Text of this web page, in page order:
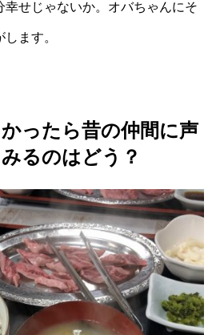
幸せじゃないか。オバちゃんにそ
ます。
ったら昔の仲間に声
るのはどう？